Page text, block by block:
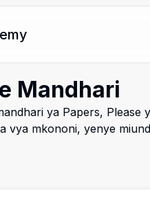
Mandhari
ya Papers, Please
vya mkononi, yenye